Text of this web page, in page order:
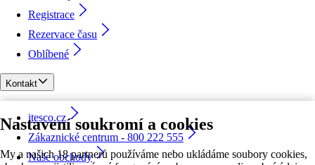
Nastavení soukromí a cookies
My a našich 18 partnerů používáme nebo ukládáme soubory cookies,
Registrace
Rezervace času
Oblíbené
Kontakt
itesco.cz
Zákaznické centrum - 800 222 555
Naše obchody